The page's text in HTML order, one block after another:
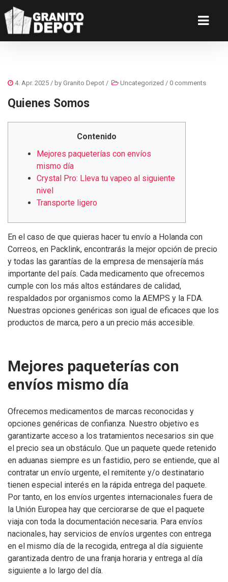
4. Apr. 2025 / by Granito Depot / Uncategorized / 0 comments
Quienes Somos
Contenido
Mejores paqueterías con envíos
mismo día
Crystal Pro: Lleva tu vapeo al siguiente
nivel
Transporte ligero
En el caso de que quieras hacer tu envío a Holanda con
Correos, en Packlink, encontrarás la mejor opción de precio
y todas las garantías de la empresa de mensajería más
importante del país. Cada medicamento que ofrecemos
cumple con los más altos estándares de calidad,
respaldados por organismos como la AEMPS y la FDA.
Nuestras opciones genéricas son igual de eficaces que los
productos de marca, pero a un precio más accesible.
Mejores paqueterías con
envíos mismo día
Ofrecemos medicamentos de marcas reconocidas y
opciones genéricas de confianza. Nuestro objetivo es
garantizarte acceso a los tratamientos necesarios sin que
el precio sea un obstáculo. Que un paquete quede retenido
en aduanas siempre es un fastidio, pero se entiende, que al
contratar un envío urgente, el remitente y/o destinatario
tienen especial interés en la rápida entrega del paquete.
Por tanto, en los envíos urgentes internacionales fuera de
la Unión Europea hay que cerciorarse de que el paquete
viaja con toda la documentación necesaria. Para envíos
nacionales, hay servicios de envíos urgentes con entrega
en el mismo día de la recogida, entrega al día siguiente
garantizada dentro de una franja horaria y entrega al día
siguiente a lo largo del día.